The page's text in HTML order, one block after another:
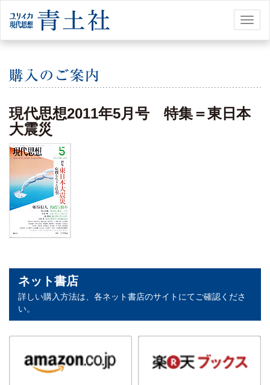
現代思想2011年5月号 特集＝東日本
大震災
ネット書店
詳しい購入方法は、各ネット書店のサイトにてご確認くださ
い。